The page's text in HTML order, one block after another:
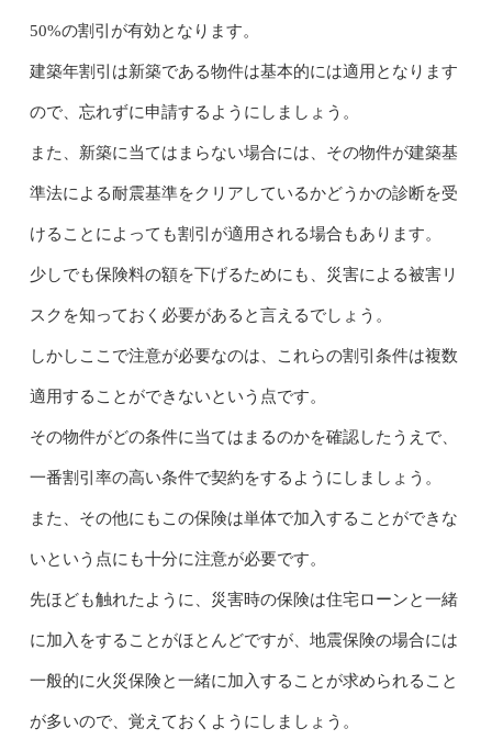
50%の割引が有効となります。
建築年割引は新築である物件は基本的には適用となります
ので、忘れずに申請するようにしましょう。
また、新築に当てはまらない場合には、その物件が建築基
準法による耐震基準をクリアしているかどうかの診断を受
けることによっても割引が適用される場合もあります。
少しでも保険料の額を下げるためにも、災害による被害リ
スクを知っておく必要があると言えるでしょう。
しかしここで注意が必要なのは、これらの割引条件は複数
適用することができないという点です。
その物件がどの条件に当てはまるのかを確認したうえで、
一番割引率の高い条件で契約をするようにしましょう。
また、その他にもこの保険は単体で加入することができな
いという点にも十分に注意が必要です。
先ほども触れたように、災害時の保険は住宅ローンと一緒
に加入をすることがほとんどですが、地震保険の場合には
一般的に火災保険と一緒に加入することが求められること
が多いので、覚えておくようにしましょう。